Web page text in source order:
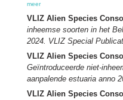
meer
VLIZ Alien Species
inheemse soorten in het
2024. VLIZ Special
VLIZ Alien Species
Geïntroduceerde niet-
aanpalende estuaria anno
VLIZ Alien Species